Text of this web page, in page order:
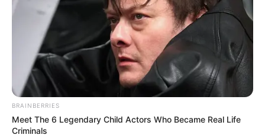
BRAINBERRIES
Meet The 6 Legendary Child Actors Who Became Real Life
Criminals